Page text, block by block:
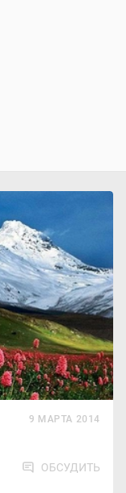
9 МАРТА 2014
ОБСУДИТЬ